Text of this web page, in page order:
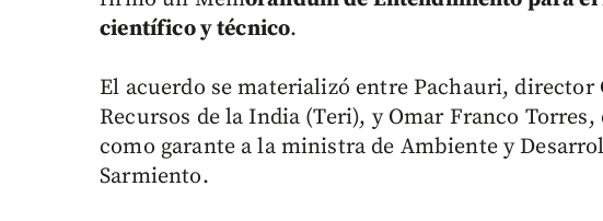
científico y técnico.
El acuerdo se materializó entre Pachauri,
Recursos de la India (Teri), y Omar Franco
como garante a la ministra de Ambiente y
Sarmiento.